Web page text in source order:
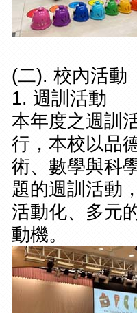
(二). 校內活動
1. 週訓活動
本年度之週訓
行，本校以品
術、數學與科
題的週訓活動
活動化、多元
動機。